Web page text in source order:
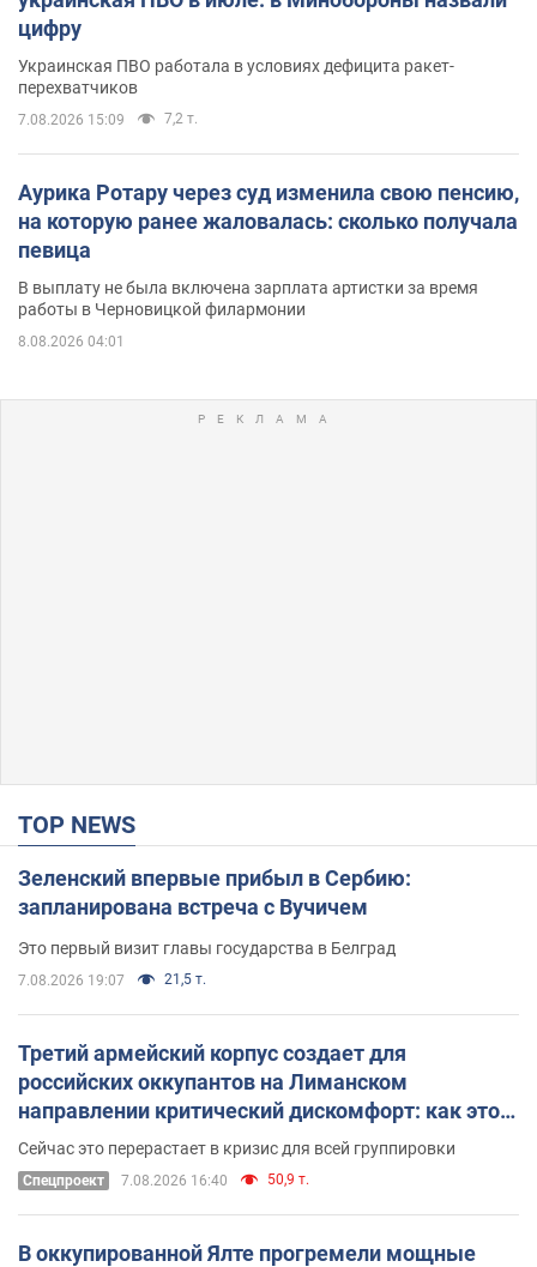
цифру
Украинская ПВО работала в условиях дефицита ракет-
перехватчиков
7.08.2026 15:09 7,2 т.
Аурика Ротару через суд изменила свою пенсию,
на которую ранее жаловалась: сколько получала
певица
В выплату не была включена зарплата артистки за время
работы в Черновицкой филармонии
8.08.2026 04:01
TOP NEWS
Зеленский впервые прибыл в Сербию:
запланирована встреча с Вучичем
Это первый визит главы государства в Белград
7.08.2026 19:07 21,5 т.
Третий армейский корпус создает для
российских оккупантов на Лиманском
направлении критический дискомфорт: как это
удалось
Сейчас это перерастает в кризис для всей группировки
Спецпроект 7.08.2026 16:40 50,9 т.
В оккупированной Ялте прогремели мощные